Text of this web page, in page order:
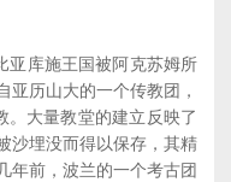
库施王国被阿克苏姆所
亚历山大的一个传教团，
。大量教堂的建立反映了
沙埋没而得以保存，其精
年前，波兰的一个考古团